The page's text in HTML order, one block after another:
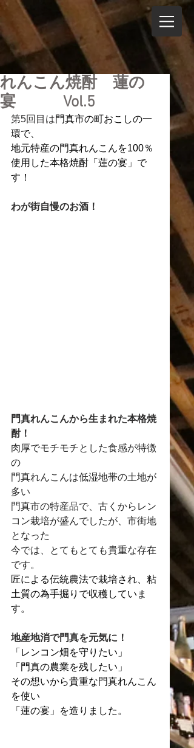
れんこん焼酎 蓮の
宴 Vol.5
第5回目は門真市の町おこしの一
環で、
地元特産の門真れんこんを100％
使用した本格焼酎「蓮の宴」で
す！
わが街自慢のお酒！
門真れんこんから生まれた本格焼
酎！
肉厚でモチモチとした食感が特徴
の
門真れんこんは低湿地帯の土地が
多い
門真市の特産品で、古くからレン
コン栽培が盛んでしたが、市街地
となった
今では、とてもとても貴重な存在
です。
匠による伝統農法で栽培され、粘
土質の為手掘りで収穫していま
す。
地産地消で門真を元気に！
「レンコン畑を守りたい」
「門真の農業を残したい」
その想いから貴重な門真れんこん
を使い
「蓮の宴」を造りました。